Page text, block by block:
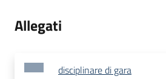
Allegati
disciplinare di gara